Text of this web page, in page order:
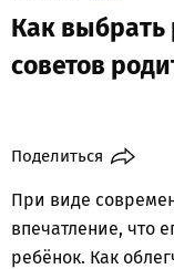
Как выбрать
советов
Поделиться
При виде
впечатление, что
ребёнок. Как